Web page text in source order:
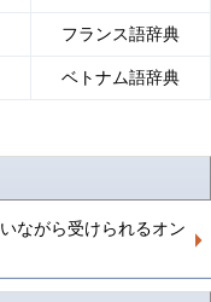
フランス語辞典
ベトナム語辞典
ながら受けられるオン